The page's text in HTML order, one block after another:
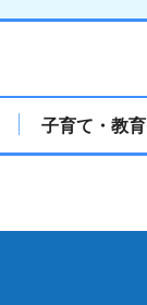
子育て・教育